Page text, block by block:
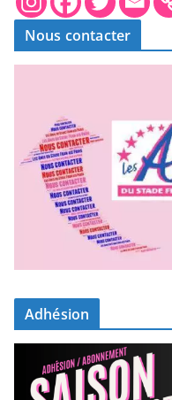
Nous contacter
Adhésion